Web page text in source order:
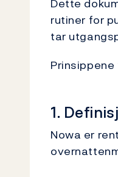
Dette
rutiner for
tar
1.
Nowa er